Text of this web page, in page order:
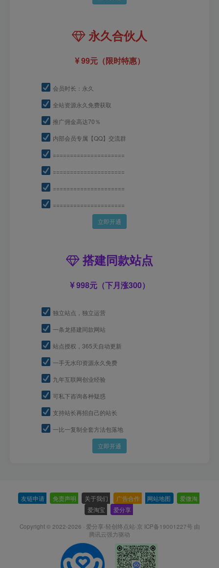
永久合伙人
99元（限时特惠）
会员时长：永久
全站资源永久免费获取
推广佣金高达70％
内部会员专属【QQ】交流群
=====================
=====================
=====================
=====================
立即开通
搭建同款站点
998元（下月涨300）
独立站点，独立运营
一条龙搭建同款网站
站点授权，365天自动更新
一手无水印资源永久免费
九年互联网创业经验
可私下咨询各种疑惑
支持站长再招自己的站长
一比一复制全套方法包落地
立即开通
友链申请 免责声明 关于我们 广告合作 网站地图 爱微淘
爱淘宝
爱分享
Copyright © 2022-2026 · 爱分享-轻创终点站-京 ICP备19001227号 由
腾讯云强力驱动